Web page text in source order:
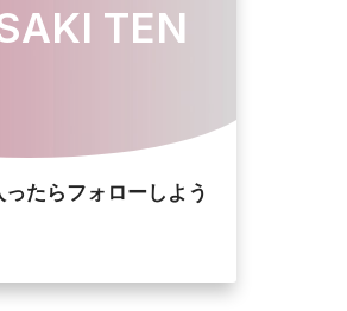
TEN
たらフォローしよう